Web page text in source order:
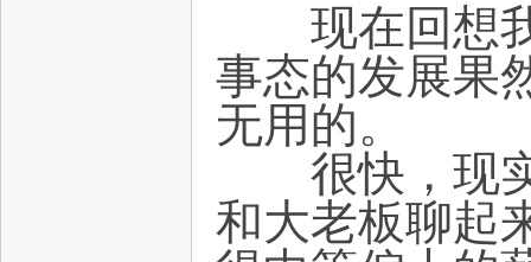
现在回想我
事态的发展果
无用的。
很快，现实
和大老板聊起